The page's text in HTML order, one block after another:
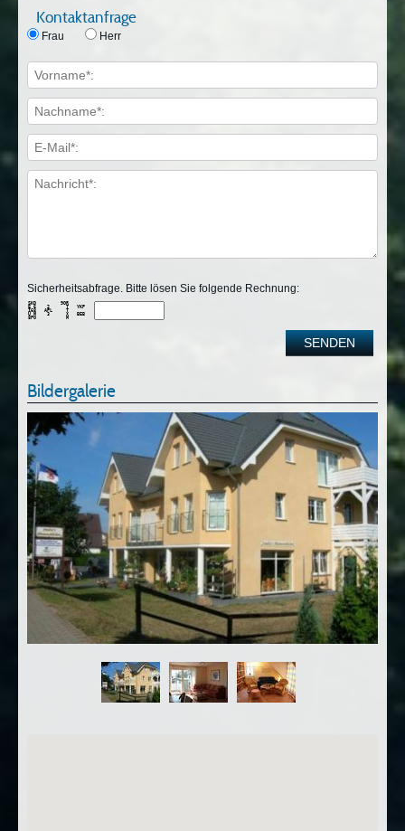
Kontaktanfrage
Frau Herr
Sicherheitsabfrage. Bitte lösen Sie folgende Rechnung:
SKD         9OR
E 6    2      T   YKP
I68   APL     T
U M    3      X   BEB
Bildergalerie